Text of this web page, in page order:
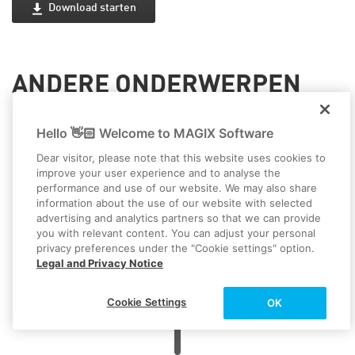
Beeld en geluid worden meestal gegroepeerd. Om alleen het
Klik op het pictogram Ungroup in de werkbalk om de groep
Nu kun je doelgericht de ruis wegknippen.
Zoom zo nodig in zodat je de ruis in de golfvormweergave
duidelijk kunt zien.
Plaats de afspeelmarker vlak voor de plaats met de ruis en
druk op de toets 'T' op het toetsenbord.
Dit onderbreekt het materiaal op dit punt.
Plaats de afspeelmarker vlak achter de plaats met de ruis en
Zo heb je de plek geïsoleerd en kun je hem gewoon
Klik op de geknipte plek en verwijder deze uit het spoor met
Download starten
ANDERE ONDERWERPEN
Hello 👋🏻 Welcome to MAGIX Software
Dear visitor, please note that this website uses cookies to
improve your user experience and to analyse the
performance and use of our website. We may also share
information about the use of our website with selected
advertising and analytics partners so that we can provide
you with relevant content. You can adjust your personal
privacy preferences under the "Cookie settings" option.
Legal and Privacy Notice
OK
Cookie Settings